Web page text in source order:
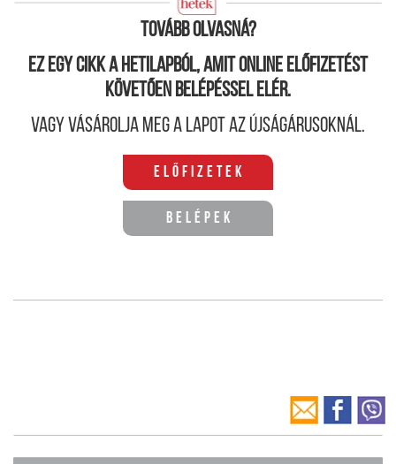
részfejedelemségre esett szét.
Tovább olvasná?
Ez egy cikk a hetilapból, amit online előfizetést
követően belépéssel elér.
Vagy vásárolja meg a lapot az újságárusoknál.
Előfizetek
Belépek